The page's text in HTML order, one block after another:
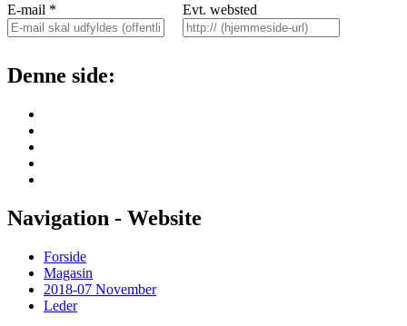
E-mail * Evt. websted
Denne side:
Navigation - Website
Forside
Magasin
2018-07 November
Leder